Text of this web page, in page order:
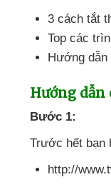
3 cách tắt
Top các
Hướng dẫn
Hướng dẫn
Bước 1:
Trước hết bạn
http://